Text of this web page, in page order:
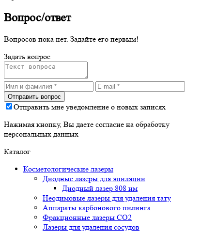
Вопрос/ответ
Вопросов пока нет. Задайте его первым!
Задать вопрос
Отправить мне уведомление о новых записях
Нажимая кнопку, Вы даете согласие на обработку
персональных данных
Каталог
Косметологические лазеры
Диодные лазеры для эпиляции
Диодный лазер 808 нм
Неодимовые лазеры для удаления тату
Аппараты карбонового пилинга
Фракционные лазеры CO2
Лазеры для удаления сосудов